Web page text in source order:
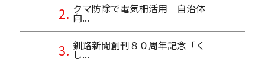
クマ防除で電気柵活用 自治体
向...
釧路新聞創刊８０周年記念「く
し...